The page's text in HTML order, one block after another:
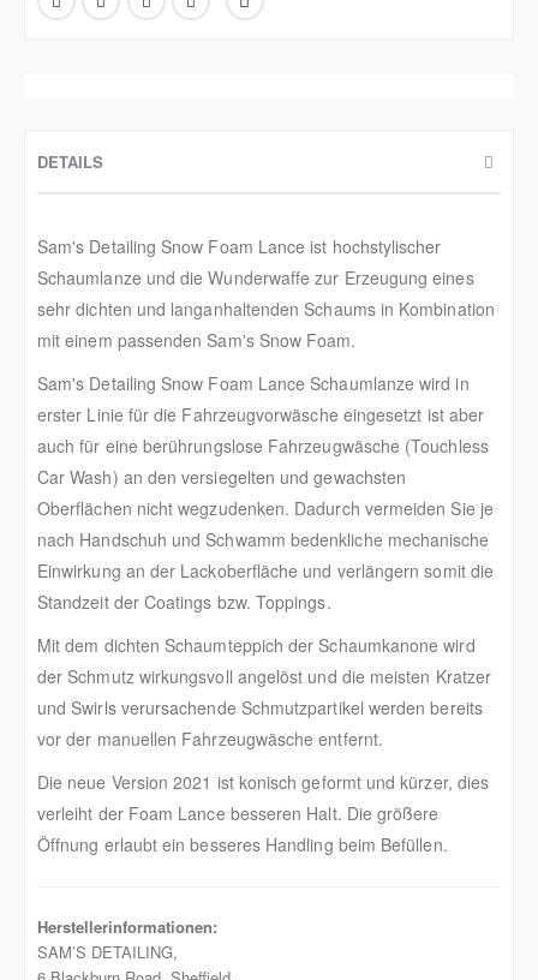
DETAILS
Sam's Detailing Snow Foam Lance ist hochstylischer
Schaumlanze und die Wunderwaffe zur Erzeugung eines
sehr dichten und langanhaltenden Schaums in Kombination
mit einem passenden Sam's Snow Foam.
Sam's Detailing Snow Foam Lance Schaumlanze wird in
erster Linie für die Fahrzeugvorwäsche eingesetzt ist aber
auch für eine berührungslose Fahrzeugwäsche (Touchless
Car Wash) an den versiegelten und gewachsten
Oberflächen nicht wegzudenken. Dadurch vermeiden Sie je
nach Handschuh und Schwamm bedenkliche mechanische
Einwirkung an der Lackoberfläche und verlängern somit die
Standzeit der Coatings bzw. Toppings.
Mit dem dichten Schaumteppich der Schaumkanone wird
der Schmutz wirkungsvoll angelöst und die meisten Kratzer
und Swirls verursachende Schmutzpartikel werden bereits
vor der manuellen Fahrzeugwäsche entfernt.
Die neue Version 2021 ist konisch geformt und kürzer, dies
verleiht der Foam Lance besseren Halt. Die größere
Öffnung erlaubt ein besseres Handling beim Befüllen.
Herstellerinformationen:
SAM’S DETAILING,